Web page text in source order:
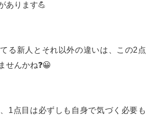
あります💪
る新人とそれ以外の違いは、この2点
せんかね❓😀
1点目は必ずしも自身で気づく必要も